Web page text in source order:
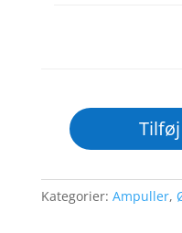
Serum,
fjerner
hævelser,
Kategorier: Ampuller,